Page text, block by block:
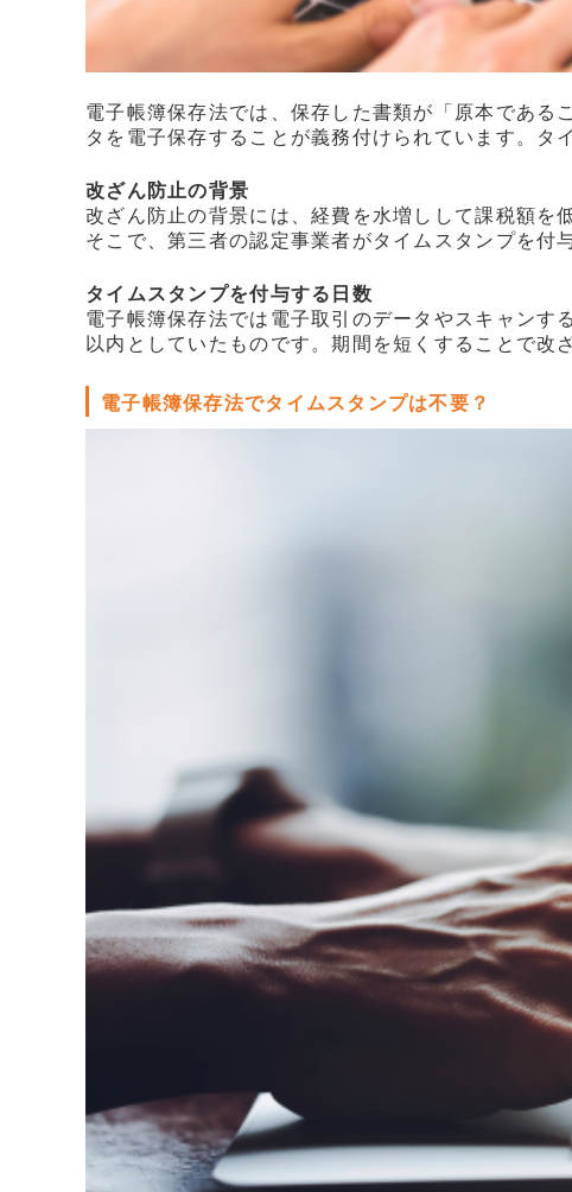
電子帳簿保存法では、保存した書類が「原本である
タを電子保存することが義務付けられています。タ
改ざん防止の背景
改ざん防止の背景には、経費を水増しして課税額を
そこで、第三者の認定事業者がタイムスタンプを付
タイムスタンプを付与する日数
電子帳簿保存法では電子取引のデータやスキャン
以内としていたものです。期間を短くすることで改
電子帳簿保存法でタイムスタンプは不要？